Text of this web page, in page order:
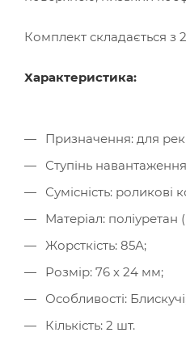
Комплект складається з
Характеристика:
Призначення: для
Ступінь
Сумісність: роликові
Матеріал: поліуретан
Жорсткість: 85А;
Розмір: 76 х 24 мм;
Особливості:
Кількість: 2 шт.